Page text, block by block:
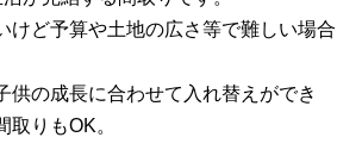
けど予算や土地の広さ等で難しい場合
供の成長に合わせて入れ替えができ
取りもOK。